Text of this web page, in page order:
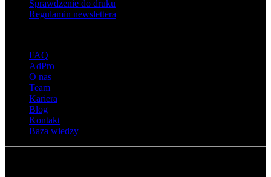
Sprawdzenie do druku
Regulamin newslettera
FAQ
AdPro
O nas
Team
Kariera
Blog
Kontakt
Baza wiedzy